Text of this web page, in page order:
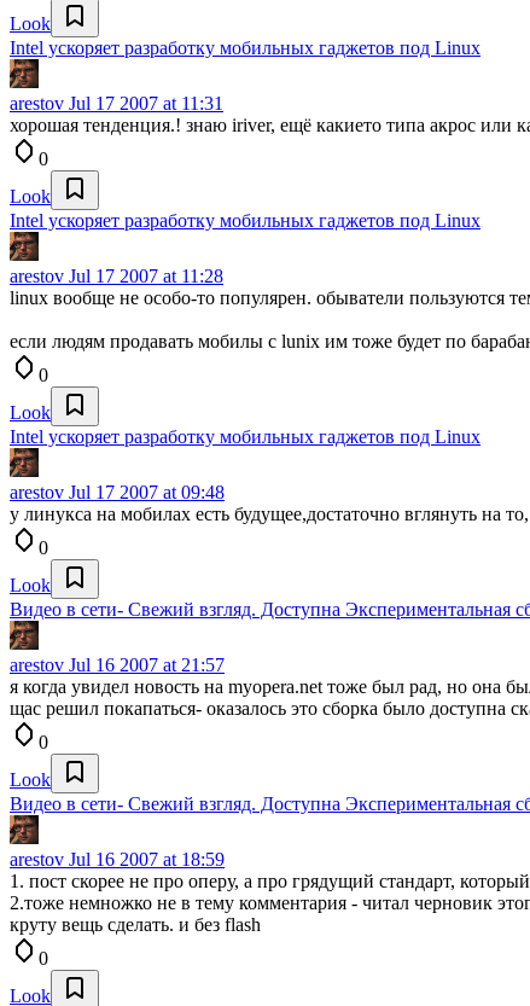
Look
Intel ускоряет разработку мобильных гаджетов под Linux
arestov Jul 17 2007 at 11:31
хорошая тенденция.! знаю iriver, ещё какието типа акрос или
0
Look
Intel ускоряет разработку мобильных гаджетов под Linux
arestov Jul 17 2007 at 11:28
linux вообще не особо-то популярен. обыватели пользуются
если людям продавать мобилы с lunix им тоже будет по
0
Look
Intel ускоряет разработку мобильных гаджетов под Linux
arestov Jul 17 2007 at 09:48
у линукса на мобилах есть будущее,достаточно вглянуть на
0
Look
Видео в сети- Свежий взгляд. Доступна Экспериментальная
arestov Jul 16 2007 at 21:57
я когда увидел новость на myopera.net тоже был рад, но она
щас решил покапаться- оказалось это сборка было доступна
0
Look
Видео в сети- Свежий взгляд. Доступна Экспериментальная
arestov Jul 16 2007 at 18:59
1. пост скорее не про оперу, а про грядущий стандарт,
2.тоже немножко не в тему комментария - читал черновик
круту вещь сделать. и без flash
0
Look